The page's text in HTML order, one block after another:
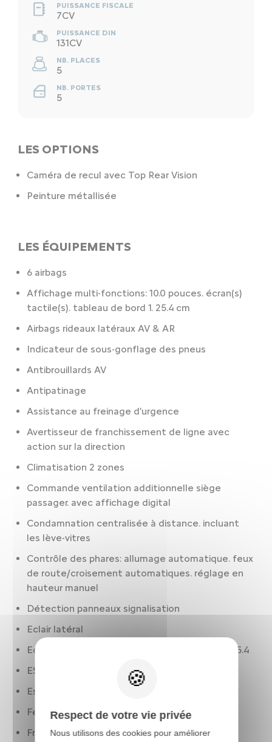
PUISSANCE FISCALE
7CV
PUISSANCE DIN
131CV
NB. PLACES
5
NB. PORTES
5
LES OPTIONS
Caméra de recul avec Top Rear Vision
Peinture métallisée
LES ÉQUIPEMENTS
6 airbags
Affichage multi-fonctions: 10.0 pouces. écran(s)
tactile(s). tableau de bord 1. 25.4 cm
Airbags rideaux latéraux AV & AR
Indicateur de sous-gonflage des pneus
Antibrouillards AV
Antipatinage
Assistance au freinage d'urgence
Avertisseur de franchissement de ligne avec
action sur la direction
Climatisation 2 zones
Commande ventilation additionnelle siège
passager. avec affichage digital
Condamnation centralisée à distance. incluant
les lève-vitres
Contrôle des phares: allumage automatique. feux
de route/croisement automatiques. réglage en
hauteur manuel
Détection panneaux signalisation
Eclair latéral
Ecran de divertissement: 10.0 " tactile. AV et 25.4
ESP
Essuie-glaces à capteur de pluie
Feux à LED
Frein à main électrique
Respect de votre vie privée
Nous utilisons des cookies pour améliorer